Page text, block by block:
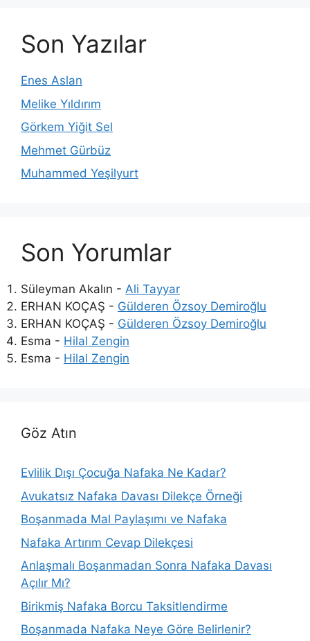
Son Yazılar
Enes Aslan
Melike Yıldırım
Görkem Yiğit Sel
Mehmet Gürbüz
Muhammed Yeşilyurt
Son Yorumlar
Süleyman Akalın - Ali Tayyar
ERHAN KOÇAŞ - Gülderen Özsoy Demiroğlu
ERHAN KOÇAŞ - Gülderen Özsoy Demiroğlu
Esma - Hilal Zengin
Esma - Hilal Zengin
Göz Atın
Evlilik Dışı Çocuğa Nafaka Ne Kadar?
Avukatsız Nafaka Davası Dilekçe Örneği
Boşanmada Mal Paylaşımı ve Nafaka
Nafaka Artırım Cevap Dilekçesi
Anlaşmalı Boşanmadan Sonra Nafaka Davası
Açılır Mı?
Birikmiş Nafaka Borcu Taksitlendirme
Boşanmada Nafaka Neye Göre Belirlenir?